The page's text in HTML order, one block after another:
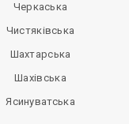
Черкаська
Чистяківська
Шахтарська
Шахівська
Ясинуватська